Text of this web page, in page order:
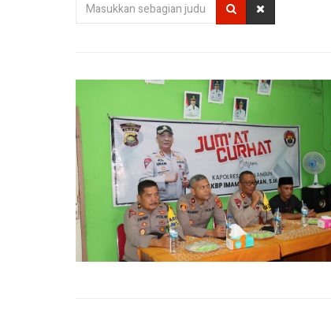
Masukkan